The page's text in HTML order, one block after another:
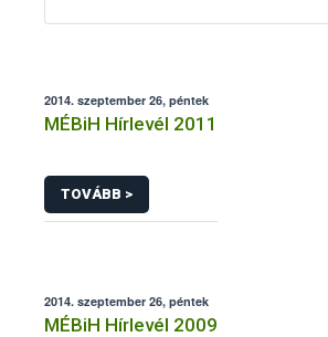
2014. szeptember 26, péntek
MÉBiH Hírlevél 2011
TOVÁBB >
2014. szeptember 26, péntek
MÉBiH Hírlevél 2009